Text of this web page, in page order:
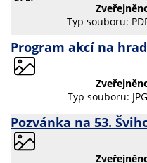
Typ souboru:
Program akcí na
Typ souboru: JPG
Pozvánka na 53.